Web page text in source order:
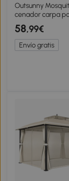
Outsunny
cenador carpa
jardín 3x4 m -
mosquiteras con
Cremallera +
sujeción
58,99€
Envío gratis